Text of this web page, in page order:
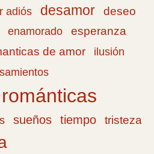
adiós desamor deseo
enamorado esperanza
de amor
ilusión
románticas
sueños tiempo
tristeza